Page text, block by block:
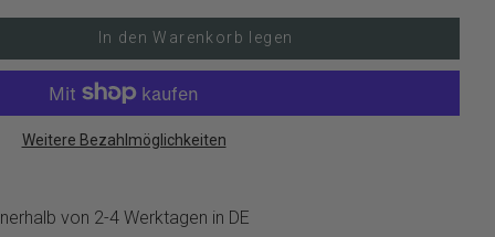
In den Warenkorb legen
Weitere Bezahlmöglichkeiten
von 2-4 Werktagen in DE